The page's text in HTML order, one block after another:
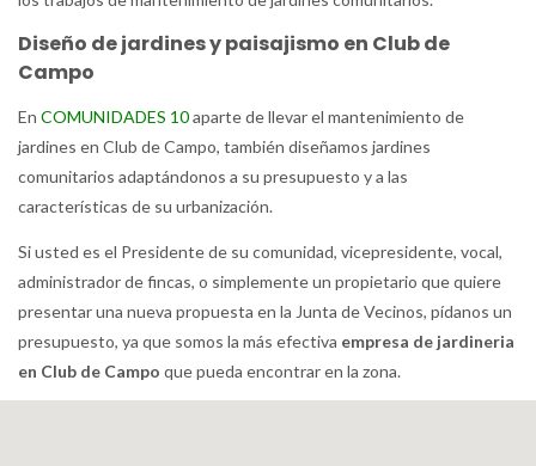
Diseño de jardines y paisajismo en Club de
Campo
En COMUNIDADES 10aparte de llevar el mantenimiento de
jardines en Club de Campo, también diseñamos jardines
comunitarios adaptándonos a su presupuesto y a las
características de su urbanización.
Si usted es el Presidente de su comunidad, vicepresidente, vocal,
administrador de fincas, o simplemente un propietario que quiere
presentar una nueva propuesta en la Junta de Vecinos, pídanos un
presupuesto, ya que somos la más efectiva empresa de jardineria
en Club de Campo que pueda encontrar en la zona.